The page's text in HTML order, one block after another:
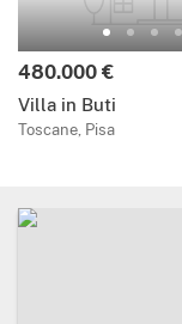
480.000 €
Villa in Buti
Toscane, Pisa